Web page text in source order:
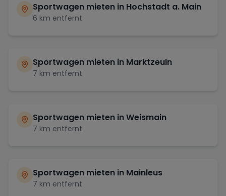
Sportwagen mieten in Hochstadt a. Main
6 km entfernt
Sportwagen mieten in Marktzeuln
7 km entfernt
Sportwagen mieten inWeismain
7 km entfernt
Sportwagen mieten in Mainleus
7 km entfernt